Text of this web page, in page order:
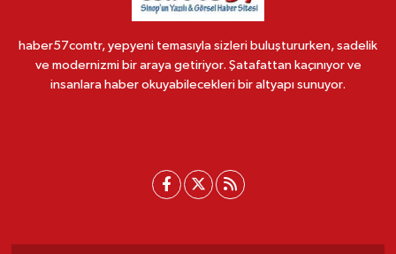
haber57comtr, yepyeni temasıyla sizleri buluştururken, sadelik
ve modernizmi bir araya getiriyor. Şatafattan kaçınıyor ve
insanlara haber okuyabilecekleri bir altyapı sunuyor.